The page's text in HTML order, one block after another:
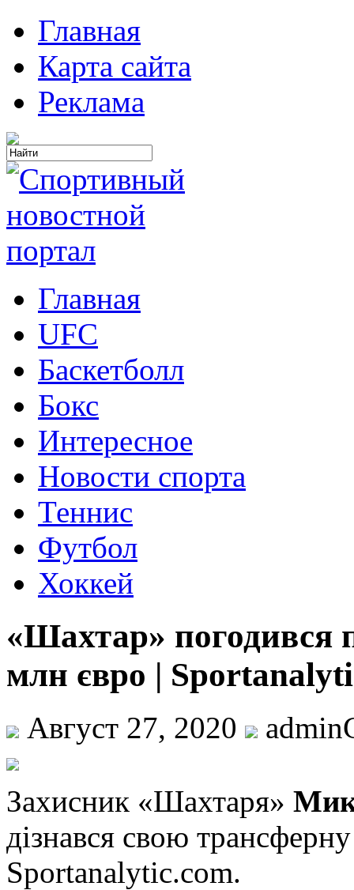
Главная
Карта сайта
Реклама
Главная
UFC
Баскетболл
Бокс
Интересное
Новости спорта
Теннис
Футбол
Хоккей
«Шахтар» погодився
млн євро |
Август 27, 2020
Зaxисник «Шахтаря»
дізнався свою
Sportanalytic.com.